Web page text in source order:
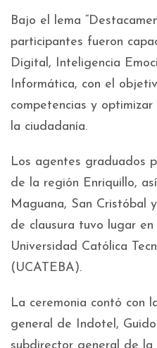
Bajo el lema
participantes fueron
Digital, Inteligencia
Informática, con el
competencias y
la ciudadanía.
Los agentes graduados
de la región Enriquillo,
Maguana, San Cristóbal
de clausura tuvo lugar
Universidad Católica
(UCATEBA).
La ceremonia contó con
general de Indotel,